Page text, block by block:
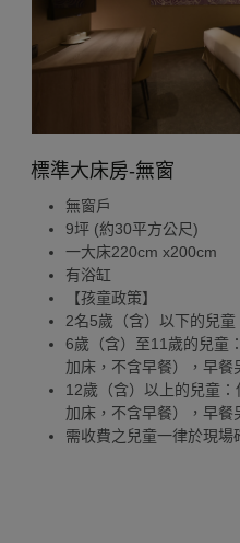
標準大床房-無窗
無窗戶
9坪 (約30平方公尺)
一大床220cm x200cm
有浴缸
【孩童政策】
2名5歲（含）以下的兒童
6歲（含）至11歲的兒童
加床，不含早餐），早餐
12歲（含）以上的兒童
加床，不含早餐），早餐
需收費之兒童一律於現場